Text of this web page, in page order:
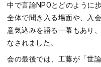
中で言論NPOとどのように
全体で聞き入る場面や、入
意気込みを語る一幕もあり
なされました。
会の最後では、工藤が「世